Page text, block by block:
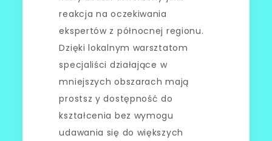
reakcja na oczekiwania
ekspertów z północnej regionu.
Dzięki lokalnym warsztatom
specjaliści działające w
mniejszych obszarach mają
prostsz y dostępność do
kształcenia bez wymogu
udawania się do większych